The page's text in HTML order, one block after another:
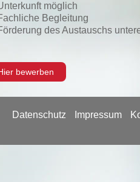
möglich
Begleitung
des Austauschs
bewerben
Datenschutz Impressum